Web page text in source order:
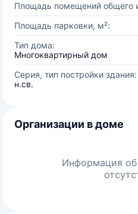
Площадь помещений общего
Площадь парковки, м²:
Тип дома:
Многоквартирный дом
Серия, тип постройки здания:
н.св.
Организации в доме
Информация об